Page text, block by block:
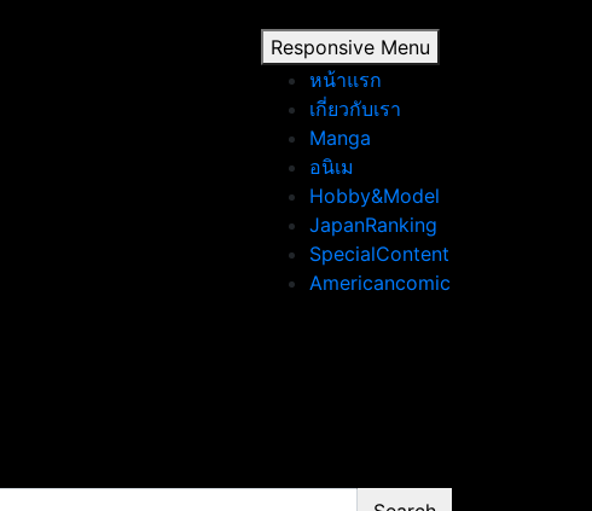
Responsive Menu
หน้าแรก
เกี่ยวกับเรา
Manga
อนิเม
Hobby&Model
JapanRanking
SpecialContent
Americancomic